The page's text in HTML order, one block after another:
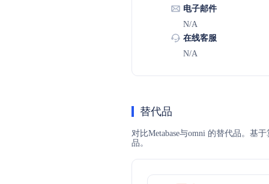
电子邮件
N/A
在线客服
N/A
替代品
对比Metabase与omni 的替代品。基
品。